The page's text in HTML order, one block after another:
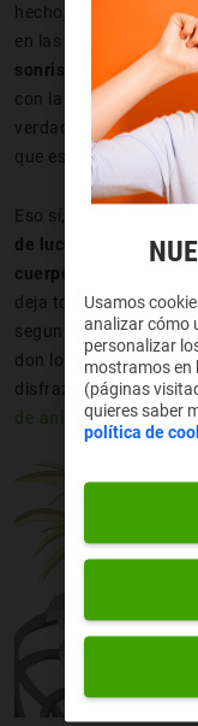
hecho, pertenece a la
en las que no lo
sonrisa fácil y
con la vida de sus
verdad, muy estable a
que ese precisamente
Eso sí, que su tamaño
de luchar contra los
cuerpo a cuerpo
,
deja totalmente locos.
segundo, desaparece.
don lo entenderéis
disfraz. ¡Con gusto la
de anime femeninos
Usamos
analizar cómo
personalizar
mostramos en
(páginas
quieres saber
política de